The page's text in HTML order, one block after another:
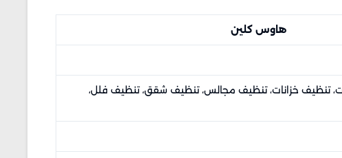
هاوس كلين
تنظيف خزانات، تنظيف مجالس، تنظيف شقق، تنظيف فلل،